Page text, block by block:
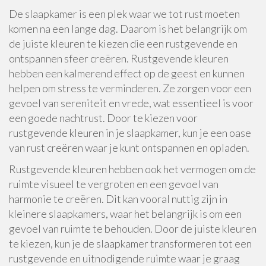
De slaapkamer is een plek waar we tot rust moeten
komen na een lange dag. Daarom is het belangrijk om
de juiste kleuren te kiezen die een rustgevende en
ontspannen sfeer creëren. Rustgevende kleuren
hebben een kalmerend effect op de geest en kunnen
helpen om stress te verminderen. Ze zorgen voor een
gevoel van sereniteit en vrede, wat essentieel is voor
een goede nachtrust. Door te kiezen voor
rustgevende kleuren in je slaapkamer, kun je een oase
van rust creëren waar je kunt ontspannen en opladen.
Rustgevende kleuren hebben ook het vermogen om de
ruimte visueel te vergroten en een gevoel van
harmonie te creëren. Dit kan vooral nuttig zijn in
kleinere slaapkamers, waar het belangrijk is om een
gevoel van ruimte te behouden. Door de juiste kleuren
te kiezen, kun je de slaapkamer transformeren tot een
rustgevende en uitnodigende ruimte waar je graag